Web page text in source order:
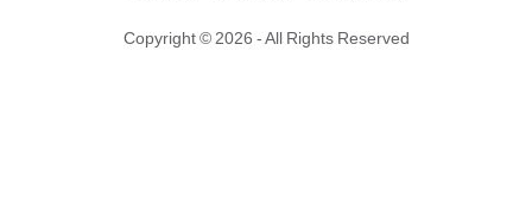
Copyright © 2026 - All Rights Reserved